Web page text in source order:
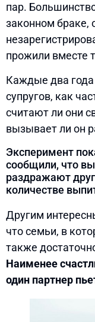
пар.
законном браке,
прожили вместе
Каждые два
супругов, как
считают ли они
вызывает ли он
Эксперимент
сообщили, что
раздражают
количестве
Другим
что семьи, в
также
Наименее
один партнер